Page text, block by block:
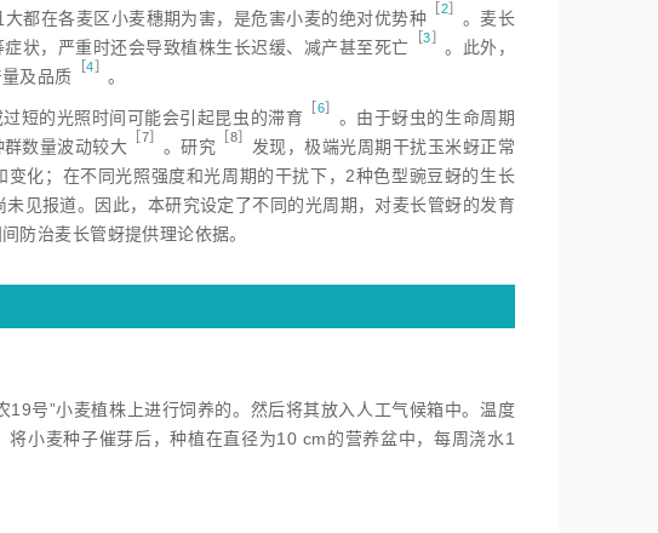
都在各麦区小麦穗期为害，是危害小麦的绝对优势种 2］ 。麦长
状，严重时还会导致植株生长迟缓、减产甚至死亡 ［3］ 。此外，
及品质 ［4］ 。
过短的光照时间可能会引起昆虫的滞育 6］ 。由于蚜虫的生命周期
数量波动较大 ［7］ 。研究 ［8］
发现，极端光周期干扰玉米蚜正常
化；在不同光照强度和光周期的干扰下，2种色型豌豆蚜的生长
见报道。因此，本研究设定了不同的光周期，对麦长管蚜的发育
防治麦长管蚜提供理论依据。
号”小麦植株上进行饲养的。然后将其放入人工气候箱中。温度
小麦种子催芽后，种植在直径为10 cm的营养盆中，每周浇水1